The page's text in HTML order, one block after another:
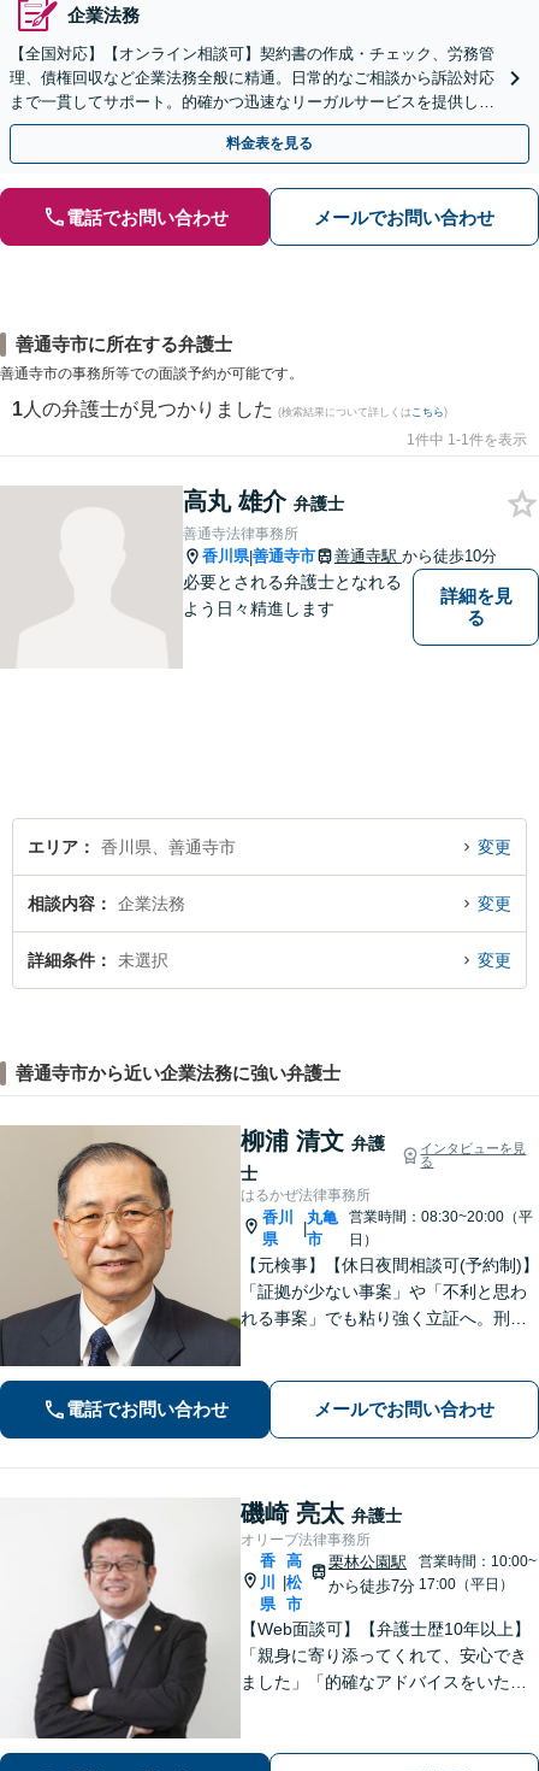
企業法務
【全国対応】【オンライン相談可】契約書の作成・チェック、労務管
理、債権回収など企業法務全般に精通。日常的なご相談から訴訟対応
まで一貫してサポート。的確かつ迅速なリーガルサービスを提供しま
す。【初回相談無料】【休日・夜間相談可】
料金表を見る
電話でお問い合わせ メールでお問い合わせ
善通寺市に所在する弁護士
善通寺市の事務所等での面談予約が可能です。
1 人の弁護士が見つかりました (検索結果について詳しくは こちら)
1件中 1-1件を表示
高丸 雄介 弁護士
善通寺法律事務所
香川県|善通寺市 善通寺駅 から徒歩10分
必要とされる弁護士となれる
よう日々精進します
詳細を見
る
エリア 香川県、善通寺市 変更
相談内容 企業法務 変更
詳細条件 未選択 変更
善通寺市から近い企業法務に強い弁護士
柳浦 清文 弁護
士
インタビューを見
る
はるかぜ法律事務所
香川
県
|
丸亀
市
営業時間：08:30~20:00（平
日）
【元検事】【休日夜間相談可(予約制)】
「証拠が少ない事案」や「不利と思わ
れる事案」でも粘り強く立証へ。刑事
対応。丁寧な説明とヒアリングで、問
題解決に尽力します。
電話でお問い合わせ メールでお問い合わせ
磯崎 亮太 弁護士
オリーブ法律事務所
香
川
県
|
高
松
市
栗林公園駅
から徒歩7分
営業時間：10:00~
17:00（平日）
【Web面談可】【弁護士歴10年以上】
「親身に寄り添ってくれて、安心でき
ました」「的確なアドバイスをいただ
い、解決の方針を考えてまいります